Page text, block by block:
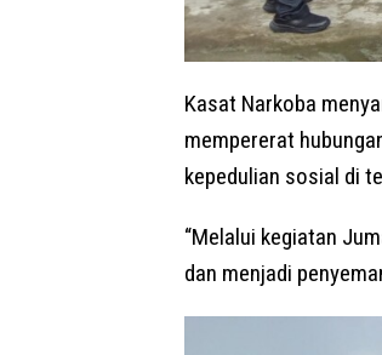
Kasat Narkoba
mempererat
kepedulian sosial di
“Melalui kegiatan
dan menjadi